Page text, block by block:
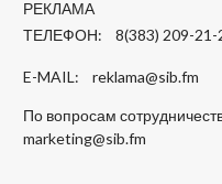
РЕКЛАМА
ТЕЛЕФОН: 8(383) 209-21-
E-MAIL: reklama@sib.fm
По вопросам
marketing@sib.fm